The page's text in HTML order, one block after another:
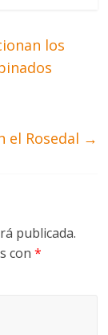
los
el Rosedal →
publicada.
con*